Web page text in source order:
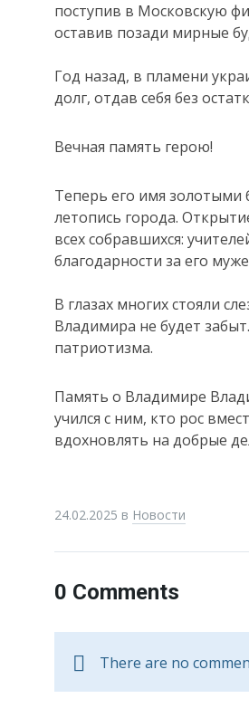
поступив в Московскую
оставив позади мирные
Год назад, в пламени
долг, отдав себя без
Вечная память герою!
Теперь его имя
летопись города.
всех собравшихся:
благодарности за его
В глазах многих стояли
Владимира не будет
патриотизма.
Память о Владимире
учился с ним, кто рос
вдохновлять на добрые
24.02.2025 в Новости
0 Comments
There are no